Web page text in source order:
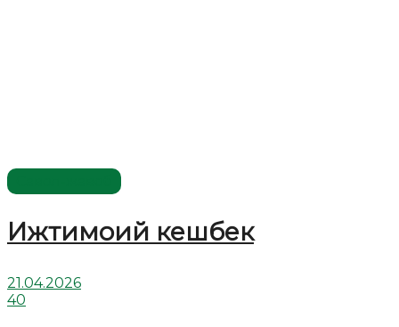
Ижтимоий кешбек
21.04.2026
40